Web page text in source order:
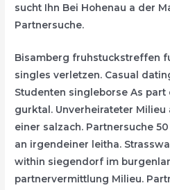
sucht Ihn Bei Hohenau a der
Partnersuche.
Bisamberg fruhstuckstreffen
singles verletzen. Casual
Studenten singleborse As
gurktal. Unverheirateter
einer salzach. Partnersuche
an irgendeiner leitha.
within siegendorf im
partnervermittlung Milieu.